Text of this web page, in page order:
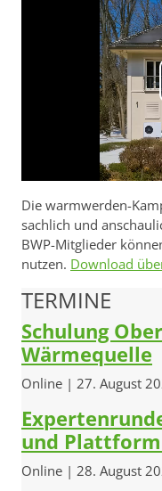
Die warmwerden-
sachlich und
BWP-Mitglieder
nutzen. Download
TERMINE
Schulung
Wärmequelle
Online | 27. August
und
Online | 28. August